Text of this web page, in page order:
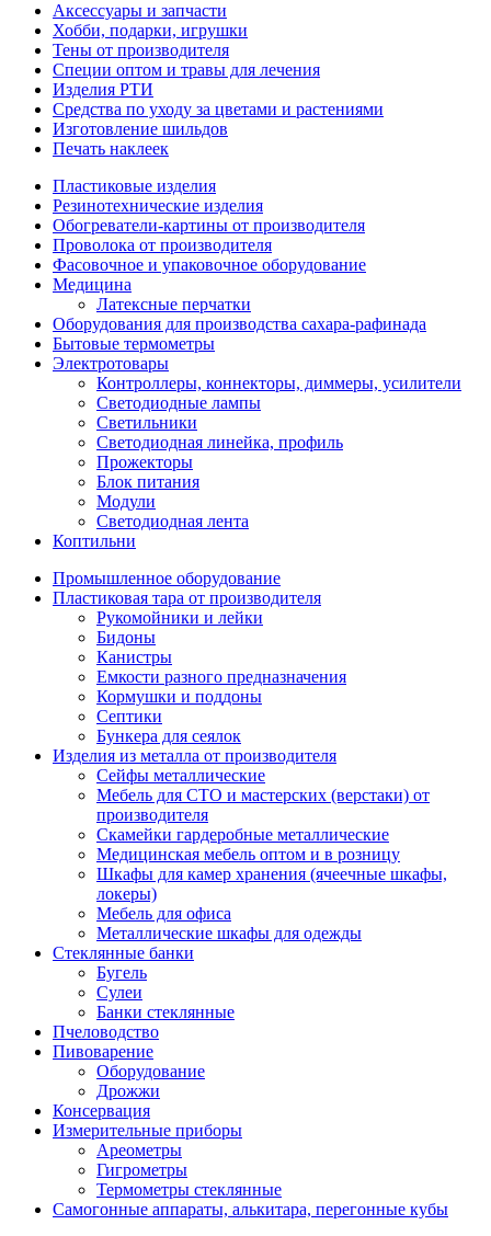
Аксессуары и запчасти
Хобби, подарки, игрушки
Тены от производителя
Специи оптом и травы для лечения
Изделия РТИ
Средства по уходу за цветами и растениями
Изготовление шильдов
Печать наклеек
Пластиковые изделия
Резинотехнические изделия
Обогреватели-картины от производителя
Проволока от производителя
Фасовочное и упаковочное оборудование
Медицина
Латексные перчатки
Оборудования для производства сахара-рафинада
Бытовые термометры
Электротовары
Контроллеры, коннекторы, диммеры, усилители
Светодиодные лампы
Светильники
Светодиодная линейка, профиль
Прожекторы
Блок питания
Модули
Светодиодная лента
Коптильни
Промышленное оборудование
Пластиковая тара от производителя
Рукомойники и лейки
Бидоны
Канистры
Емкости разного предназначения
Кормушки и поддоны
Септики
Бункера для сеялок
Изделия из металла от производителя
Сейфы металлические
Мебель для СТО и мастерских (верстаки) от
производителя
Скамейки гардеробные металлические
Медицинская мебель оптом и в розницу
Шкафы для камер хранения (ячеечные шкафы,
локеры)
Мебель для офиса
Металлические шкафы для одежды
Стеклянные банки
Бугель
Сулеи
Банки стеклянные
Пчеловодство
Пивоварение
Оборудование
Дрожжи
Консервация
Измерительные приборы
Ареометры
Гигрометры
Термометры стеклянные
Самогонные аппараты, алькитара, перегонные кубы